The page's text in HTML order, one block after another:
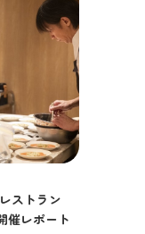
ストラン
催レポート